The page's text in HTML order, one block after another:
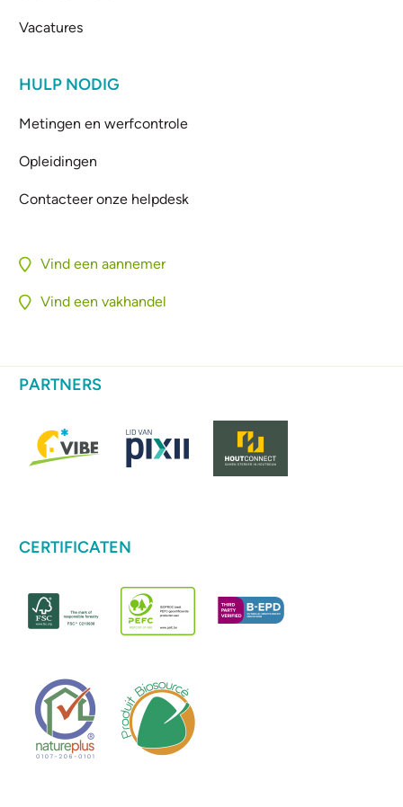
Vacatures
HULP NODIG
Metingen en werfcontrole
Opleidingen
Contacteer onze helpdesk
Vind een aannemer
Vind een vakhandel
PARTNERS
CERTIFICATEN